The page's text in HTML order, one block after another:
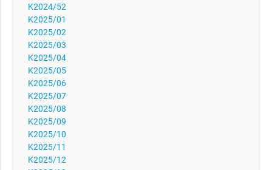
K2024/52
K2025/01
K2025/02
K2025/03
K2025/04
K2025/05
K2025/06
K2025/07
K2025/08
K2025/09
K2025/10
K2025/11
K2025/12